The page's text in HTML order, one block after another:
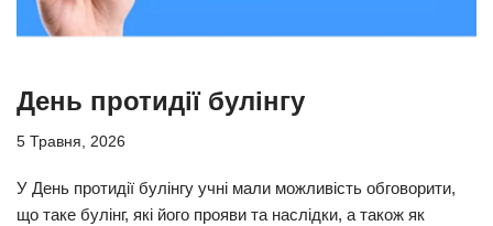
День протидії булінгу
5 Травня, 2026
У День протидії булінгу учні мали можливість обговорити,
що таке булінг, які його прояви та наслідки, а також як